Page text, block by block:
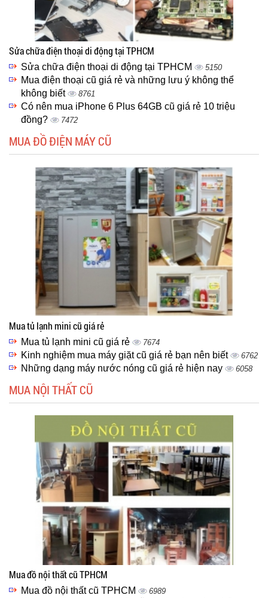
Sửa chữa điện thoại di động tại TPHCM
Sửa chữa điện thoại di động tại TPHCM 5150
Mua điện thoại cũ giá rẻ và những lưu ý không thể
không biết
8761
Có nên mua iPhone 6 Plus 64GB cũ giá rẻ 10 triệu
đồng?
7472
MUA ĐỒ ĐIỆN MÁY CŨ
Mua tủ lạnh mini cũ giá rẻ
Mua tủ lạnh mini cũ giá rẻ 7674
Kinh nghiệm mua máy giặt cũ giá rẻ bạn nên biết 6762
Những dạng máy nước nóng cũ giá rẻ hiện nay 6058
MUA NỘI THẤT CŨ
Mua đồ nội thất cũ TPHCM
Mua đồ nội thất cũ TPHCM 6989